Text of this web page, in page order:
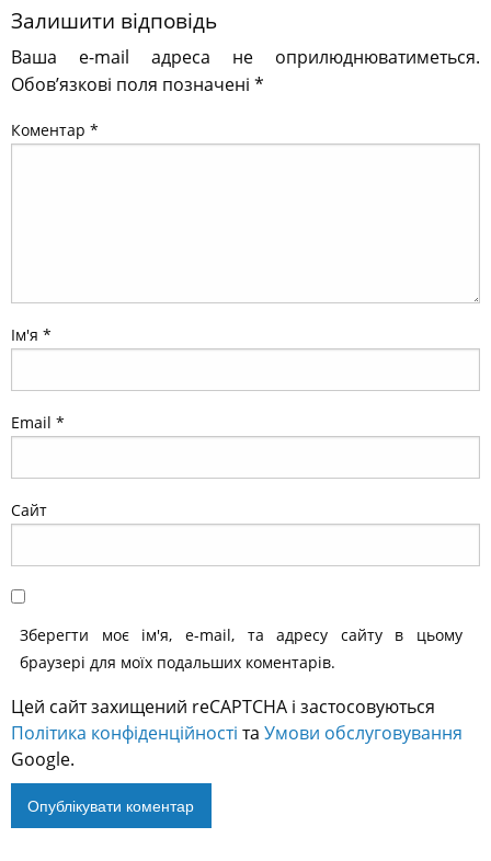
Залишити відповідь
Ваша e-mail адреса не оприлюднюватиметься.
Обов’язкові поля позначені *
Коментар *
Ім'я *
Email *
Сайт
Зберегти моє ім'я, e-mail, та адресу сайту в цьому
браузері для моїх подальших коментарів.
Цей сайт захищений reCAPTCHA і застосовуються
Політика конфіденційності та Умови обслуговування
Google.